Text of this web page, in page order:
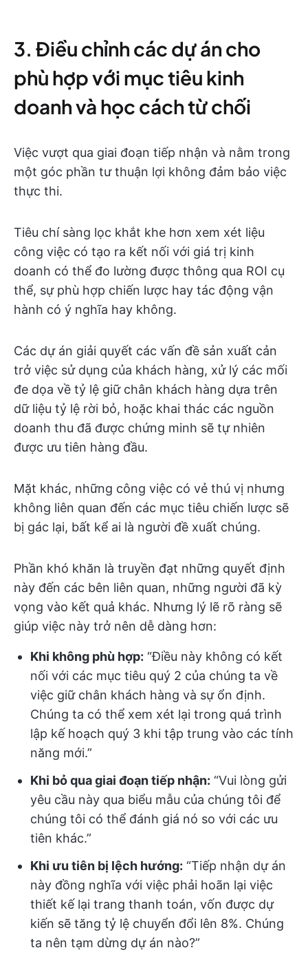
3. Điều chỉnh các dự án cho
phù hợp với mục tiêu kinh
doanh và học cách từ chối
Việc vượt qua giai đoạn tiếp nhận và nằm trong
một góc phần tư thuận lợi không đảm bảo việc
thực thi.
Tiêu chí sàng lọc khắt khe hơn xem xét liệu
công việc có tạo ra kết nối với giá trị kinh
doanh có thể đo lường được thông qua ROI cụ
thể, sự phù hợp chiến lược hay tác động vận
hành có ý nghĩa hay không.
Các dự án giải quyết các vấn đề sản xuất cản
trở việc sử dụng của khách hàng, xử lý các mối
đe dọa về tỷ lệ giữ chân khách hàng dựa trên
dữ liệu tỷ lệ rời bỏ, hoặc khai thác các nguồn
doanh thu đã được chứng minh sẽ tự nhiên
được ưu tiên hàng đầu.
Mặt khác, những công việc có vẻ thú vị nhưng
không liên quan đến các mục tiêu chiến lược sẽ
bị gác lại, bất kể ai là người đề xuất chúng.
Phần khó khăn là truyền đạt những quyết định
này đến các bên liên quan, những người đã kỳ
vọng vào kết quả khác. Nhưng lý lẽ rõ ràng sẽ
giúp việc này trở nên dễ dàng hơn:
Khi không phù hợp: “Điều này không có kết
nối với các mục tiêu quý 2 của chúng ta về
việc giữ chân khách hàng và sự ổn định.
Chúng ta có thể xem xét lại trong quá trình
lập kế hoạch quý 3 khi tập trung vào các tính
năng mới.”
Khi bỏ qua giai đoạn tiếp nhận: “Vui lòng gửi
yêu cầu này qua biểu mẫu của chúng tôi để
chúng tôi có thể đánh giá nó so với các ưu
tiên khác.”
Khi ưu tiên bị lệch hướng: “Tiếp nhận dự án
này đồng nghĩa với việc phải hoãn lại việc
thiết kế lại trang thanh toán, vốn được dự
kiến sẽ tăng tỷ lệ chuyển đổi lên 8%. Chúng
ta nên tạm dừng dự án nào?”